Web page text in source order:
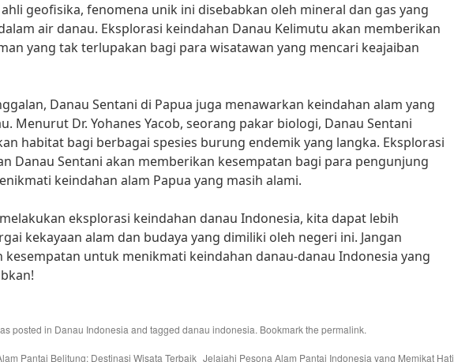
geofisika, fenomena unik ini disebabkan oleh mineral dan gas yang
air danau. Eksplorasi keindahan Danau Kelimutu akan memberikan
yang tak terlupakan bagi para wisatawan yang mencari keajaiban
Danau Sentani di Papua juga menawarkan keindahan alam yang
Menurut Dr. Yohanes Yacob, seorang pakar biologi, Danau Sentani
habitat bagi berbagai spesies burung endemik yang langka. Eksplorasi
Danau Sentani akan memberikan kesempatan bagi para pengunjung
keindahan alam Papua yang masih alami.
eksplorasi keindahan danau Indonesia, kita dapat lebih
kekayaan alam dan budaya yang dimiliki oleh negeri ini. Jangan
kesempatan untuk menikmati keindahan danau-danau Indonesia yang
posted in Danau Indonesia and tagged danau indonesia. Bookmark the permalink.
Pantai Belitung: Destinasi Wisata Terbaik Jelajahi Pesona Alam Pantai Indonesia yang Memikat Hati